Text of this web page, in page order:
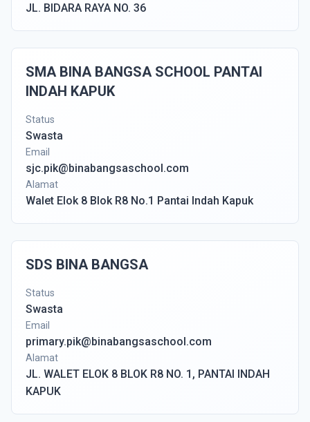
JL. BIDARA RAYA NO. 36
SMA BINA BANGSA SCHOOL PANTAI
INDAH KAPUK
Status
Swasta
Email
sjc.pik@binabangsaschool.com
Alamat
Walet Elok 8 Blok R8 No.1 Pantai Indah Kapuk
SDS BINA BANGSA
Status
Swasta
Email
primary.pik@binabangsaschool.com
Alamat
JL. WALET ELOK 8 BLOK R8 NO. 1, PANTAI INDAH
KAPUK